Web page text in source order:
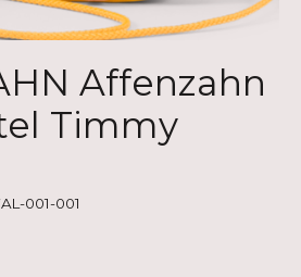
Affenzahn
Timmy
001-001